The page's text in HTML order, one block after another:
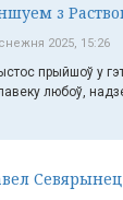
з
2025, 15:26
прыйшоў у
любоў,